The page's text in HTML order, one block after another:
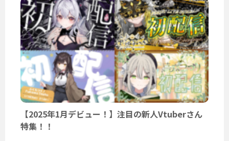
【2025年1月デビュー！】注目の新人Vtuberさん
特集！！